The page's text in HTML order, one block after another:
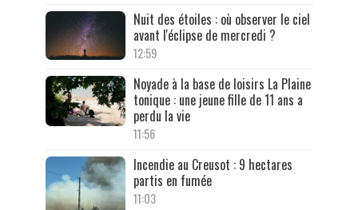
Nuit des étoiles : où observer le ciel
avant l'éclipse de mercredi ?
12:59
Noyade à la base de loisirs La Plaine
tonique : une jeune fille de 11 ans a
perdu la vie
11:56
Incendie au Creusot : 9 hectares
partis en fumée
11:03